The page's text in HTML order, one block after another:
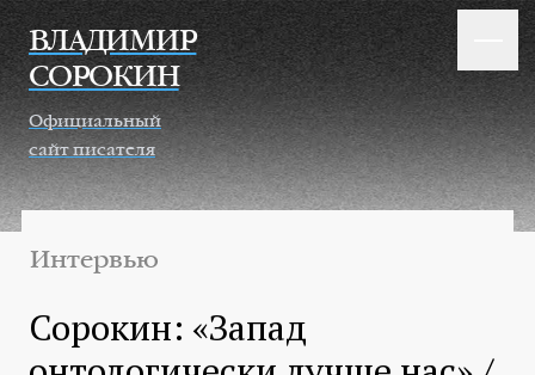
Перейти к основному содержанию
ВЛАДИМИР
СОРОКИН
Официальный
сайт писателя
Интервью
Сорокин: «Запад